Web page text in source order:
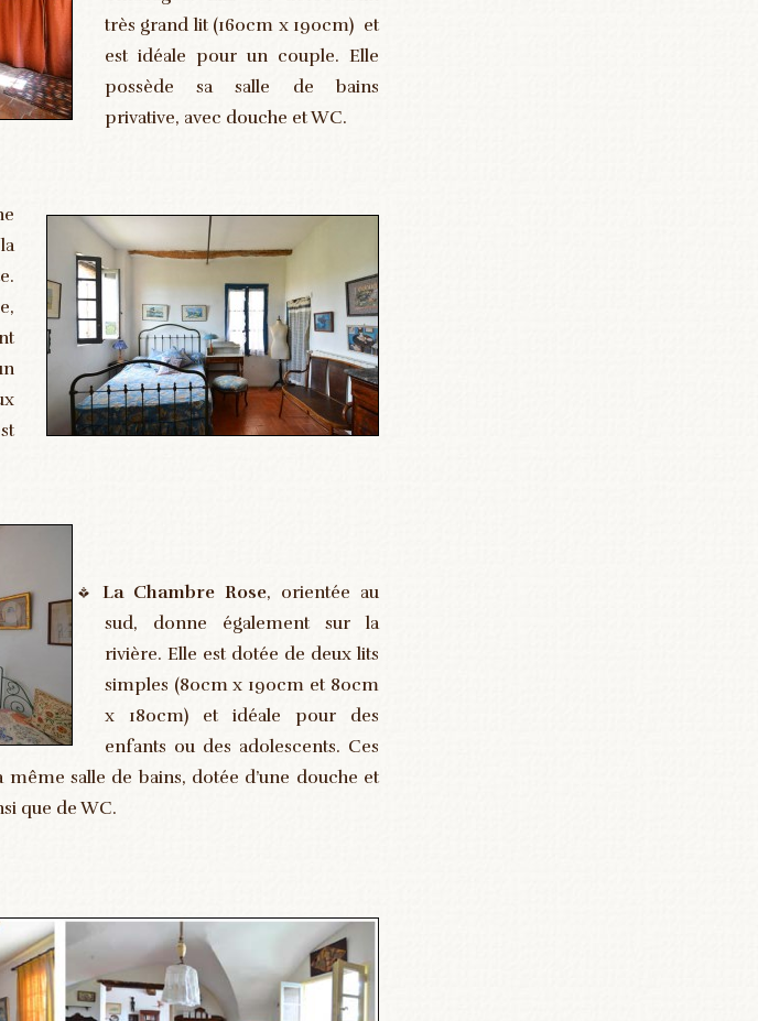
très grand lit (160cm x 190cm) et
est idéale pour un couple. Elle
possède sa salle de bains
privative, avec douche et WC.
La Chambre Rose, orientée au
sud, donne également sur la
rivière. Elle est dotée de deux lits
simples (80cm x 190cm et 80cm
x 180cm) et idéale pour des
enfants ou des adolescents. Ces
salle de bains, dotée d’une douche et
que de WC.